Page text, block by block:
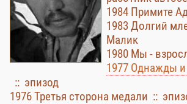
1984 Примите
1983 Долгий
Малик
1980 Мы -
1977 Однажды
:: эпизод
1976 Третья сторона медали ::